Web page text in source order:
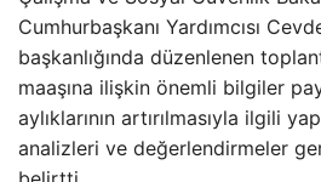
Cumhurbaşkanı Yardımcısı
başkanlığında düzenlenen
maaşına ilişkin önemli bilgiler
aylıklarının artırılmasıyla ilgili
analizleri ve değerlendirmeler